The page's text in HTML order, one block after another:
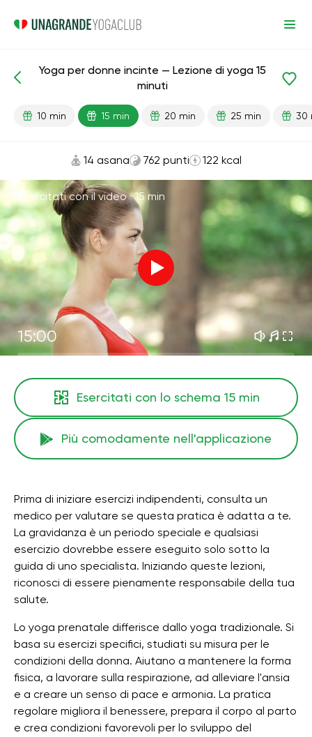
Gravidanza
Yoga per donne incinte — Lezione di yoga 15
minuti
10 min 15 min 20 min 25 min 30
14 asana 762 punti 122 kcal
Esercitati con il video ·15 min
15:00
Esercitati con lo schema 15 min
Più comodamente nell'applicazione
Prima di iniziare esercizi indipendenti, consulta un
medico per valutare se questa pratica è adatta a te.
La gravidanza è un periodo speciale e qualsiasi
esercizio dovrebbe essere eseguito solo sotto la
guida di uno specialista. Iniziando queste lezioni,
riconosci di essere pienamente responsabile della tua
salute.
Lo yoga prenatale differisce dallo yoga tradizionale. Si
basa su esercizi specifici, studiati su misura per le
condizioni della donna. Aiutano a mantenere la forma
fisica, a lavorare sulla respirazione, ad alleviare l'ansia
e a creare un senso di pace e armonia. La pratica
regolare migliora il benessere, prepara il corpo al parto
e crea condizioni favorevoli per lo sviluppo del